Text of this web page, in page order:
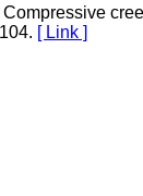
[ Link ]